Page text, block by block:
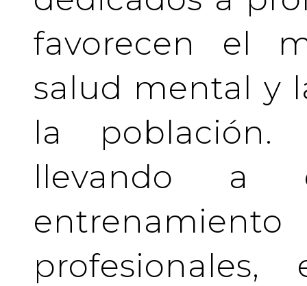
favorecen el
salud mental y
la población.
llevando a